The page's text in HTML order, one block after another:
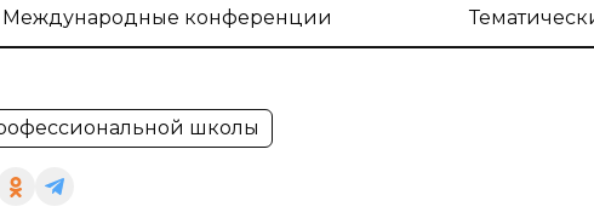
Международные конференции
школы